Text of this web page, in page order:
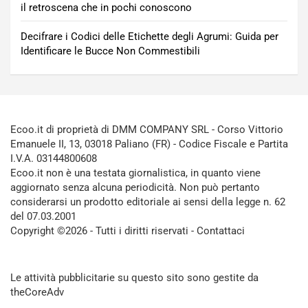
il retroscena che in pochi conoscono
Decifrare i Codici delle Etichette degli Agrumi: Guida per
Identificare le Bucce Non Commestibili
Ecoo.it di proprietà di DMM COMPANY SRL - Corso Vittorio
Emanuele II, 13, 03018 Paliano (FR) - Codice Fiscale e Partita
I.V.A. 03144800608
Ecoo.it non è una testata giornalistica, in quanto viene
aggiornato senza alcuna periodicità. Non può pertanto
considerarsi un prodotto editoriale ai sensi della legge n. 62
del 07.03.2001
Copyright ©2026 - Tutti i diritti riservati - Contattaci
Le attività pubblicitarie su questo sito sono gestite da
theCoreAdv